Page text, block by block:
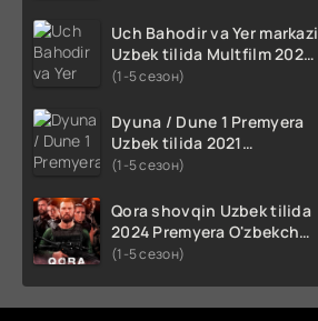
HD skachat
Uch Bahodir va Yer markazi
Uzbek tilida Multfilm 2025
tarjima HD skachat
(1-5 сезон)
Dyuna / Dune 1 Premyera
Uzbek tilida 2021
O'zbekcha tarjima kino HD
(1-5 сезон)
Qora shovqin Uzbek tilida
2024 Premyera O'zbekcha
tarjima kino HD skachat
(1-5 сезон)